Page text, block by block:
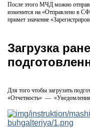
После этого МЧД можно
изменится на «Отправлено в
примет значение
Загрузка
Для того чтобы загрузить
«Отчетность» —